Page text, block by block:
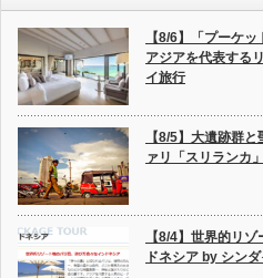
【8/6】「プーケ
アジアを代表する
イ旅行
【8/5】大遺跡群
ァリ「スリランカ
【8/4】世界的リ
ドネシア by シン